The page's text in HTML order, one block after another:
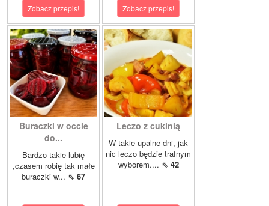
Zobacz przepis! Zobacz przepis!
Buraczki w occie
do...
Bardzo takie lubię
,czasem robię tak małe
buraczki w... ⇖ 67
Leczo z cukinią
W takie upalne dni, jak
nic leczo będzie trafnym
wyborem.... ⇖ 42